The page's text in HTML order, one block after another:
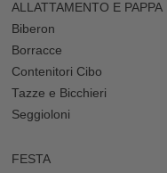
ALLATTAMENTO E PAPPA
Biberon
Borracce
Contenitori Cibo
Tazze e Bicchieri
Seggioloni
FESTA